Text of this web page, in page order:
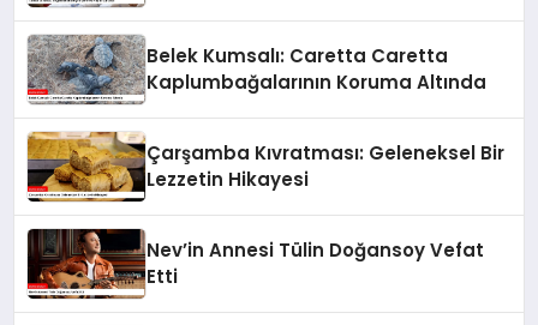
Belek Kumsalı: Caretta Caretta
Kaplumbağalarının Koruma Altında
Çarşamba Kıvratması: Geleneksel Bir
Lezzetin Hikayesi
Nev’in Annesi Tülin Doğansoy Vefat
Etti